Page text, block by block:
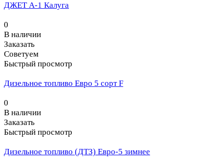
ДЖЕТ А-1 Калуга
0
В наличии
Заказать
Советуем
Быстрый просмотр
Дизельное топливо Евро 5 сорт F
0
В наличии
Заказать
Быстрый просмотр
Дизельное топливо (ДТЗ) Евро-5 зимнее